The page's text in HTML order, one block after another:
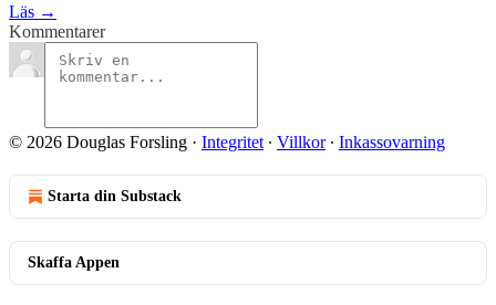
Läs →
Kommentarer
© 2026 Douglas Forsling · Integritet ∙ Villkor∙ Inkassovarning
Starta din Substack
Skaffa Appen